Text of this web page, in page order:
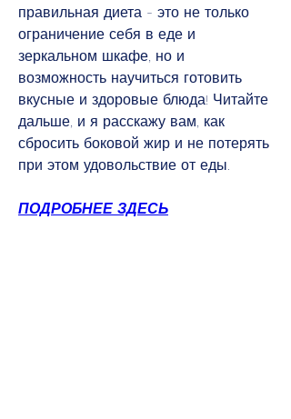
правильная диета - это не только
ограничение себя в еде и
зеркальном шкафе, но и
возможность научиться готовить
вкусные и здоровые блюда! Читайте
дальше, и я расскажу вам, как
сбросить боковой жир и не потерять
при этом удовольствие от еды.
ПОДРОБНЕЕ ЗДЕСЬ